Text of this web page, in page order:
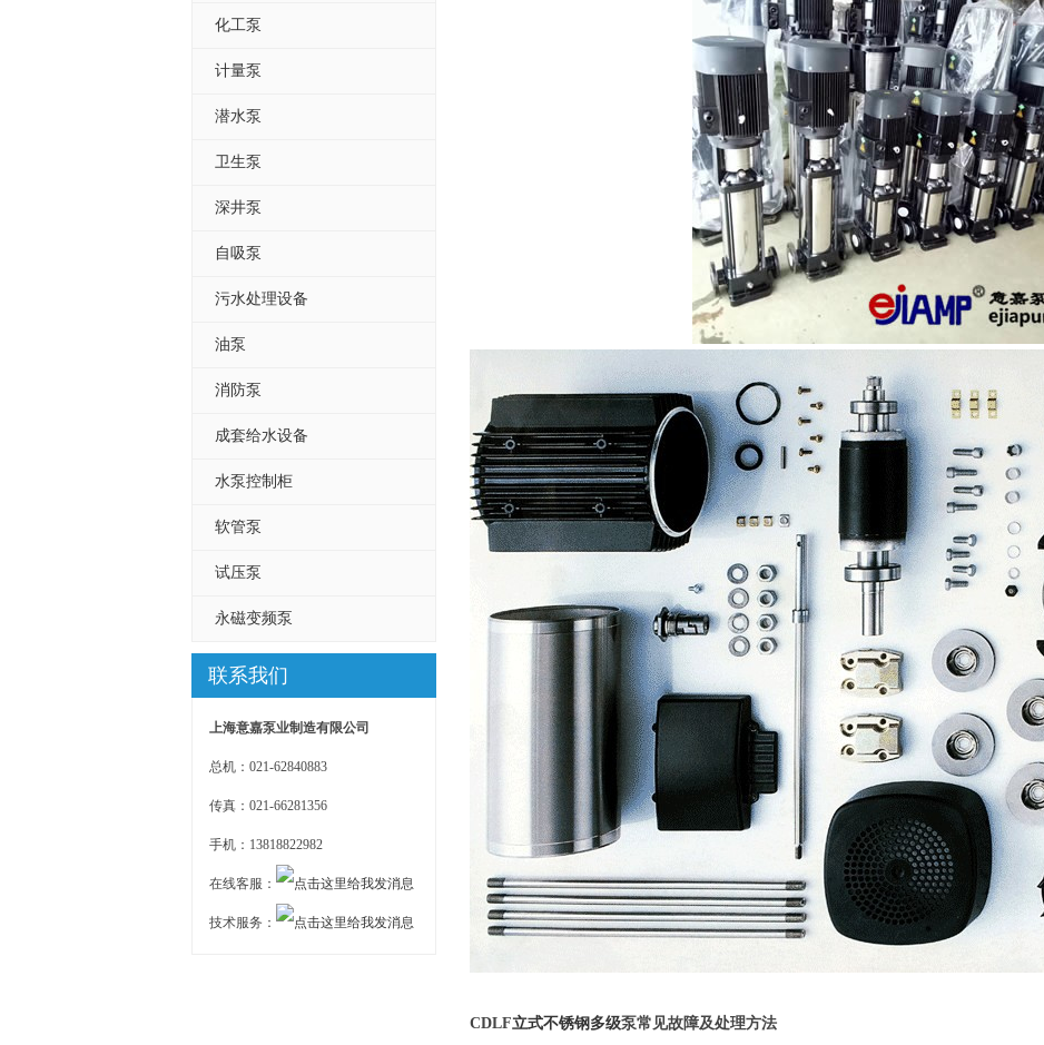
化工泵
计量泵
潜水泵
卫生泵
深井泵
自吸泵
污水处理设备
油泵
消防泵
成套给水设备
水泵控制柜
软管泵
试压泵
永磁变频泵
联系我们
上海意嘉泵业制造有限公司
总机：021-62840883
传真：021-66281356
手机：13818822982
在线客服：
技术服务：
CDLF立式不锈钢多级泵常见故障及处理方法